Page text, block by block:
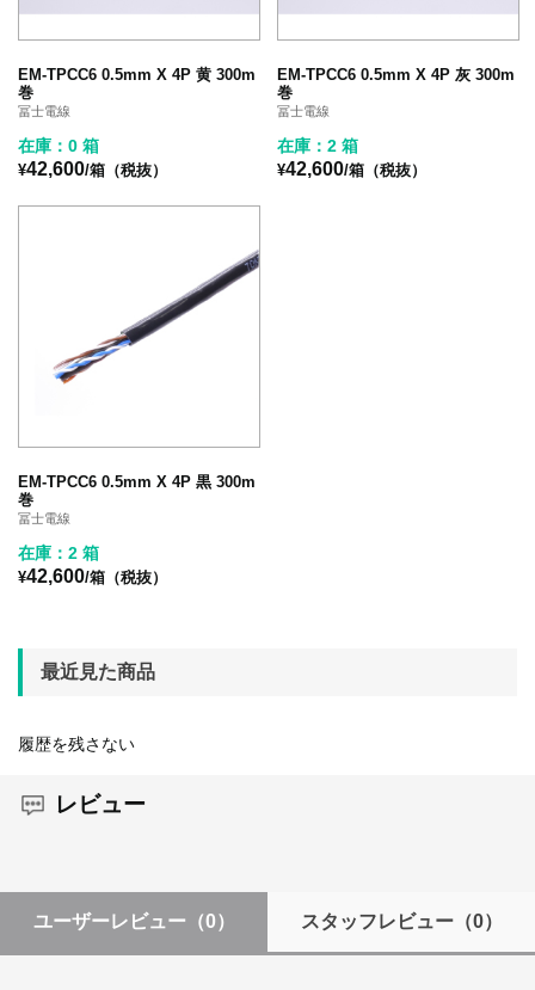
EM-TPCC6 0.5mm X 4P 黄 300m
巻
冨士電線
在庫：0 箱
¥42,600/箱（税抜）
EM-TPCC6 0.5mm X 4P 灰 300m
巻
冨士電線
在庫：2 箱
¥42,600/箱（税抜）
EM-TPCC6 0.5mm X 4P 黒 300m
巻
冨士電線
在庫：2 箱
¥42,600/箱（税抜）
最近見た商品
履歴を残さない
レビュー
ユーザーレビュー （0） スタッフレビュー（0）